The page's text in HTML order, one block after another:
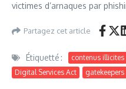
victimes d’arnaques par
Partagez cet article
Étiquetté : contenus illicites
Digital Services Act
gatekeepers